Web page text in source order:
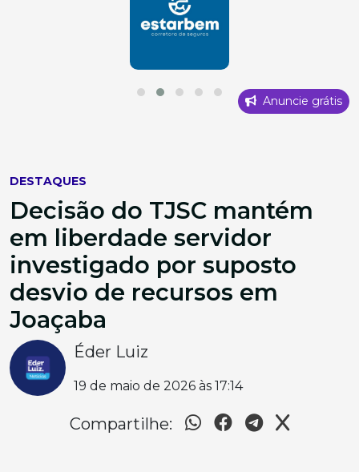
Anuncie grátis
DESTAQUES
Decisão do TJSC mantém
em liberdade servidor
investigado por suposto
desvio de recursos em
Joaçaba
Éder Luiz
19 de maio de 2026 às 17:14
Compartilhe: